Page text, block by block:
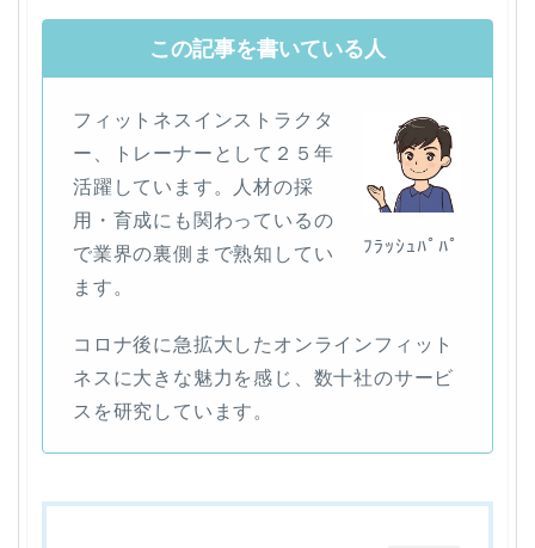
この記事を書いている人
ﾌﾗｯｼｭﾊﾟﾊﾟ
フィットネスインストラクタ
ー、トレーナーとして２５年
活躍しています。人材の採
用・育成にも関わっているの
で業界の裏側まで熟知してい
ます。
コロナ後に急拡大したオンラインフィット
ネスに大きな魅力を感じ、数十社のサービ
スを研究しています。